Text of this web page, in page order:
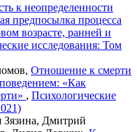
к неопределенности
предпосылка процесса
возрасте, ранней и
исследования: Том
Отношение к смерти
«Как
, Психологические
Зязина, Дмитрий